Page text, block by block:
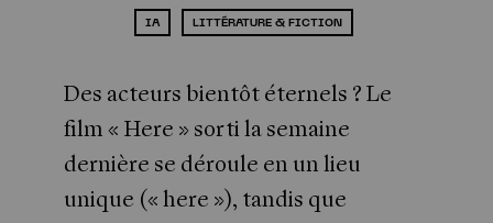
IA LITTÉRATURE & FICTION
Des acteurs bientôt éternels ? Le
film « Here » sorti la semaine
dernière se déroule en un lieu
unique (« here »), tandis que